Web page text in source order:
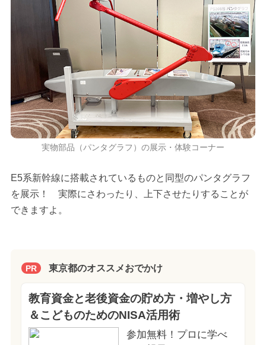
実物部品（パンタグラフ）の展示・体験コーナー
E5系新幹線に搭載されているものと同型のパンタグラフ
を展示！ 実際にさわったり、上下させたりすることが
できますよ。
PR 東京都のオススメおでかけ
教育資金と老後資金の貯め方・増やし方
＆こどものためのNISA活用術
参加無料！プロに学べ